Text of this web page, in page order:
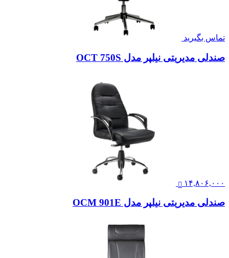
تماس بگیرید
صندلی مدیریتی نیلپر مدل OCT 750S
۱۴,۸۰۶,۰۰۰
صندلی مدیریتی نیلپر مدل OCM 901E